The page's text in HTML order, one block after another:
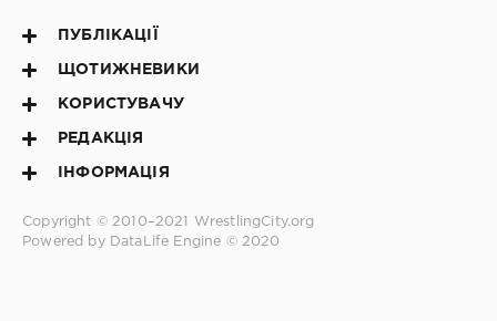
ПУБЛІКАЦІЇ
ЩОТИЖНЕВИКИ
КОРИСТУВАЧУ
РЕДАКЦІЯ
ІНФОРМАЦІЯ
Copyright © 2010–2021
WrestlingCity.org
Powered by DataLife Engine © 2020